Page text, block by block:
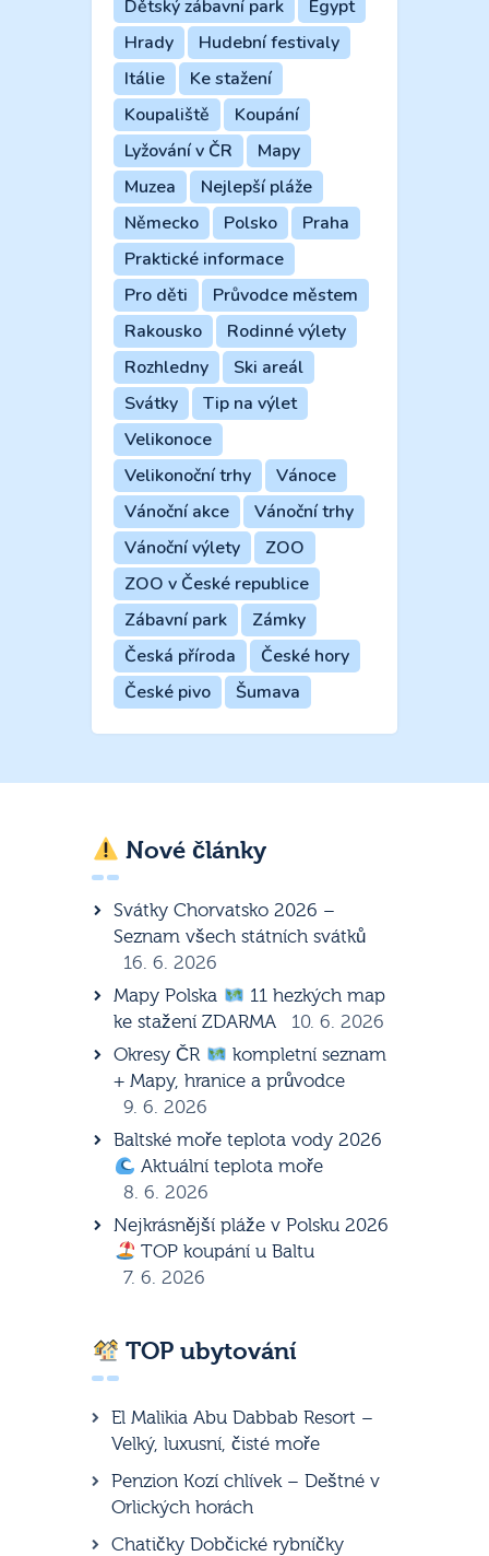
Dětský zábavní park
Egypt
Hrady
Hudební festivaly
Itálie
Ke stažení
Koupaliště
Koupání
Lyžování v ČR
Mapy
Muzea
Nejlepší pláže
Německo
Polsko
Praha
Praktické informace
Pro děti
Průvodce městem
Rakousko
Rodinné výlety
Rozhledny
Ski areál
Svátky
Tip na výlet
Velikonoce
Velikonoční trhy
Vánoce
Vánoční akce
Vánoční trhy
Vánoční výlety
ZOO
ZOO v České republice
Zábavní park
Zámky
Česká příroda
České hory
České pivo
Šumava
Nové články
Svátky Chorvatsko 2026 –
Seznam všech státních svátků
16. 6. 2026
Mapy Polska
11 hezkých map
ke stažení ZDARMA
10. 6. 2026
Okresy ČR
kompletní seznam
+ Mapy, hranice a průvodce
9. 6. 2026
Baltské moře teplota vody 2026
Aktuální teplota moře
8. 6. 2026
Nejkrásnější pláže v Polsku 2026
TOP koupání u Baltu
7. 6. 2026
TOP ubytování
El Malikia Abu Dabbab Resort –
Velký, luxusní, čisté moře
Penzion Kozí chlívek – Deštné v
Orlických horách
Chatičky Dobčické rybníčky